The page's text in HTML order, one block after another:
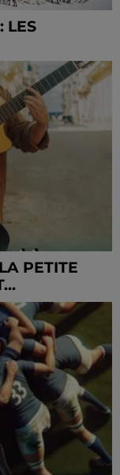
LES
PETITE